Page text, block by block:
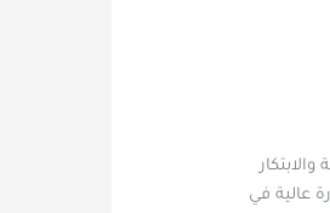
عالية في